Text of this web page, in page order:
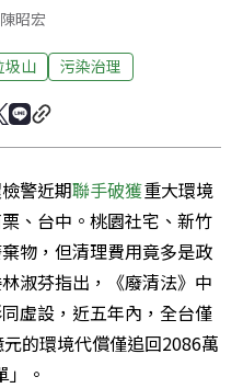
陳昭宏
圾山 污染治理
警近期聯手破獲重大環境
、台中。桃園社宅、新竹
物，但清理費用竟多是政
淑芬指出，《廢清法》中
虛設，近五年內，全台僅
的環境代償僅追回2086萬
」。